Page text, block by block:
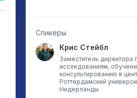
Спикеры
Крис Стейбл
Заместитель директора
исследованиям,
консультированию в
Роттердамский
Нидерланды